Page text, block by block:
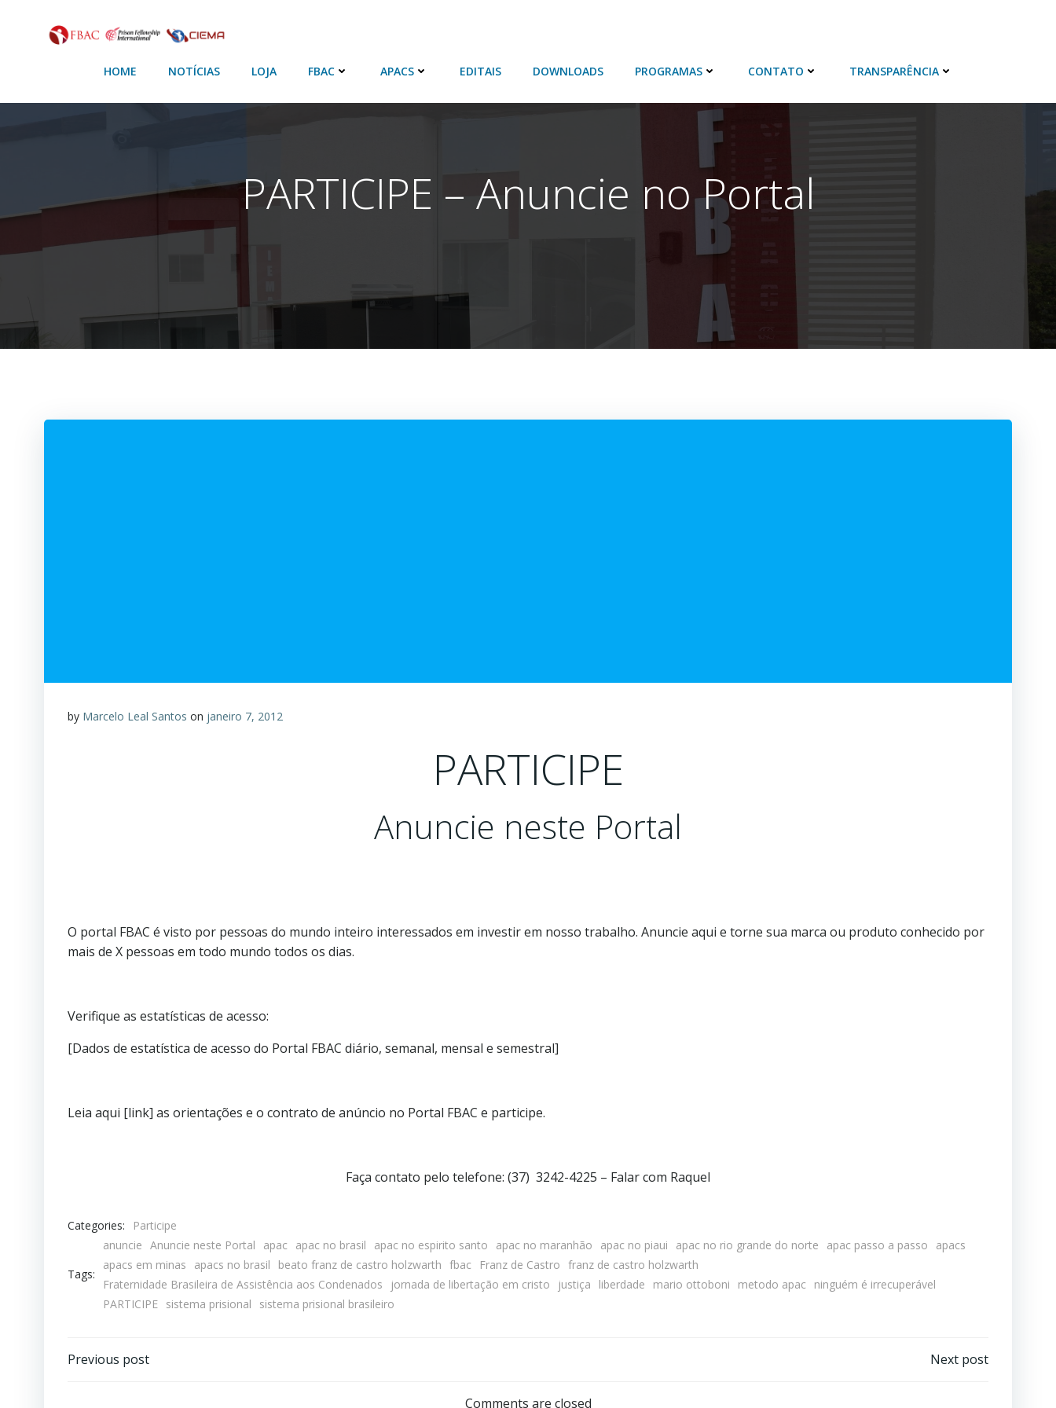
HOME NOTÍCIAS LOJA FBAC APACS EDITAIS DOWNLOADS PROGRAMAS CONTATO TRANSPARÊNCIA
PARTICIPE – Anuncie no Portal
by Marcelo Leal Santos on janeiro 7, 2012
PARTICIPE
Anuncie neste Portal
O portal FBAC é visto por pessoas do mundo inteiro interessados em investir em nosso trabalho. Anuncie aqui e torne sua marca ou produto conhecido por
mais de X pessoas em todo mundo todos os dias.
Verifique as estatísticas de acesso:
[Dados de estatística de acesso do Portal FBAC diário, semanal, mensal e semestral]
Leia aqui [link] as orientações e o contrato de anúncio no Portal FBAC e participe.
Faça contato pelo telefone: (37) 3242-4225 – Falar com Raquel
Categories: Participe
Tags:
anuncie Anuncie neste Portal apac apac no brasil apac no espirito santo apac no maranhão apac no piaui apac no rio grande do norte apac passo a passo
apacs
apacs em minas
apacs no brasil beato franz de castro holzwarth fbac Franz de Castro franz de castro holzwarth
Fraternidade Brasileira de Assistência aos Condenados
jornada de libertação em cristo justiça liberdade mario ottoboni metodo apac ninguém é irrecuperável
PARTICIPE sistema prisional sistema prisional brasileiro
Previous post Next post
Comments are closed